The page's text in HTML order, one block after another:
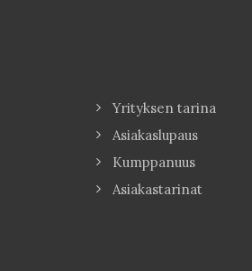
Yrityksen tarina
Asiakaslupaus
Kumppanuus
Asiakastarinat